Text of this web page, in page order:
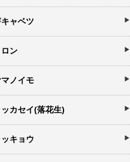
ャベツ
ロン
マノイモ
ッカセイ(落花生)
ッキョウ